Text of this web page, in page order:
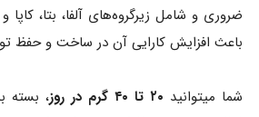
ضروری و شامل زیرگروه‌های آلفا، بتا،
باعث افزایش کارایی آن در ساخت و حفظ
شما میتوانید ۲۰ تا ۴۰ گرم در روز
، بسته